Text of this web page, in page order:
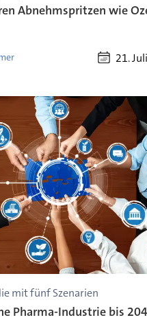
Abnehmspritzen wie
21.
mit fünf Szenarien
Pharma-Industrie bis